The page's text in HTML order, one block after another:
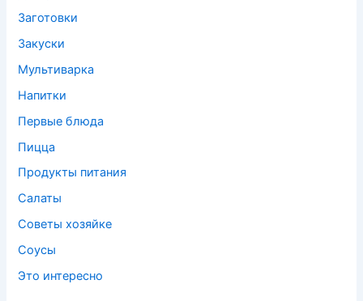
Заготовки
Закуски
Мультиварка
Напитки
Первые блюда
Пицца
Продукты питания
Салаты
Советы хозяйке
Соусы
Это интересно